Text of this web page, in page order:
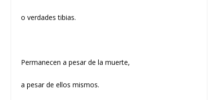
o verdades tibias.
Permanecen a pesar de la muerte,
a pesar de ellos mismos.